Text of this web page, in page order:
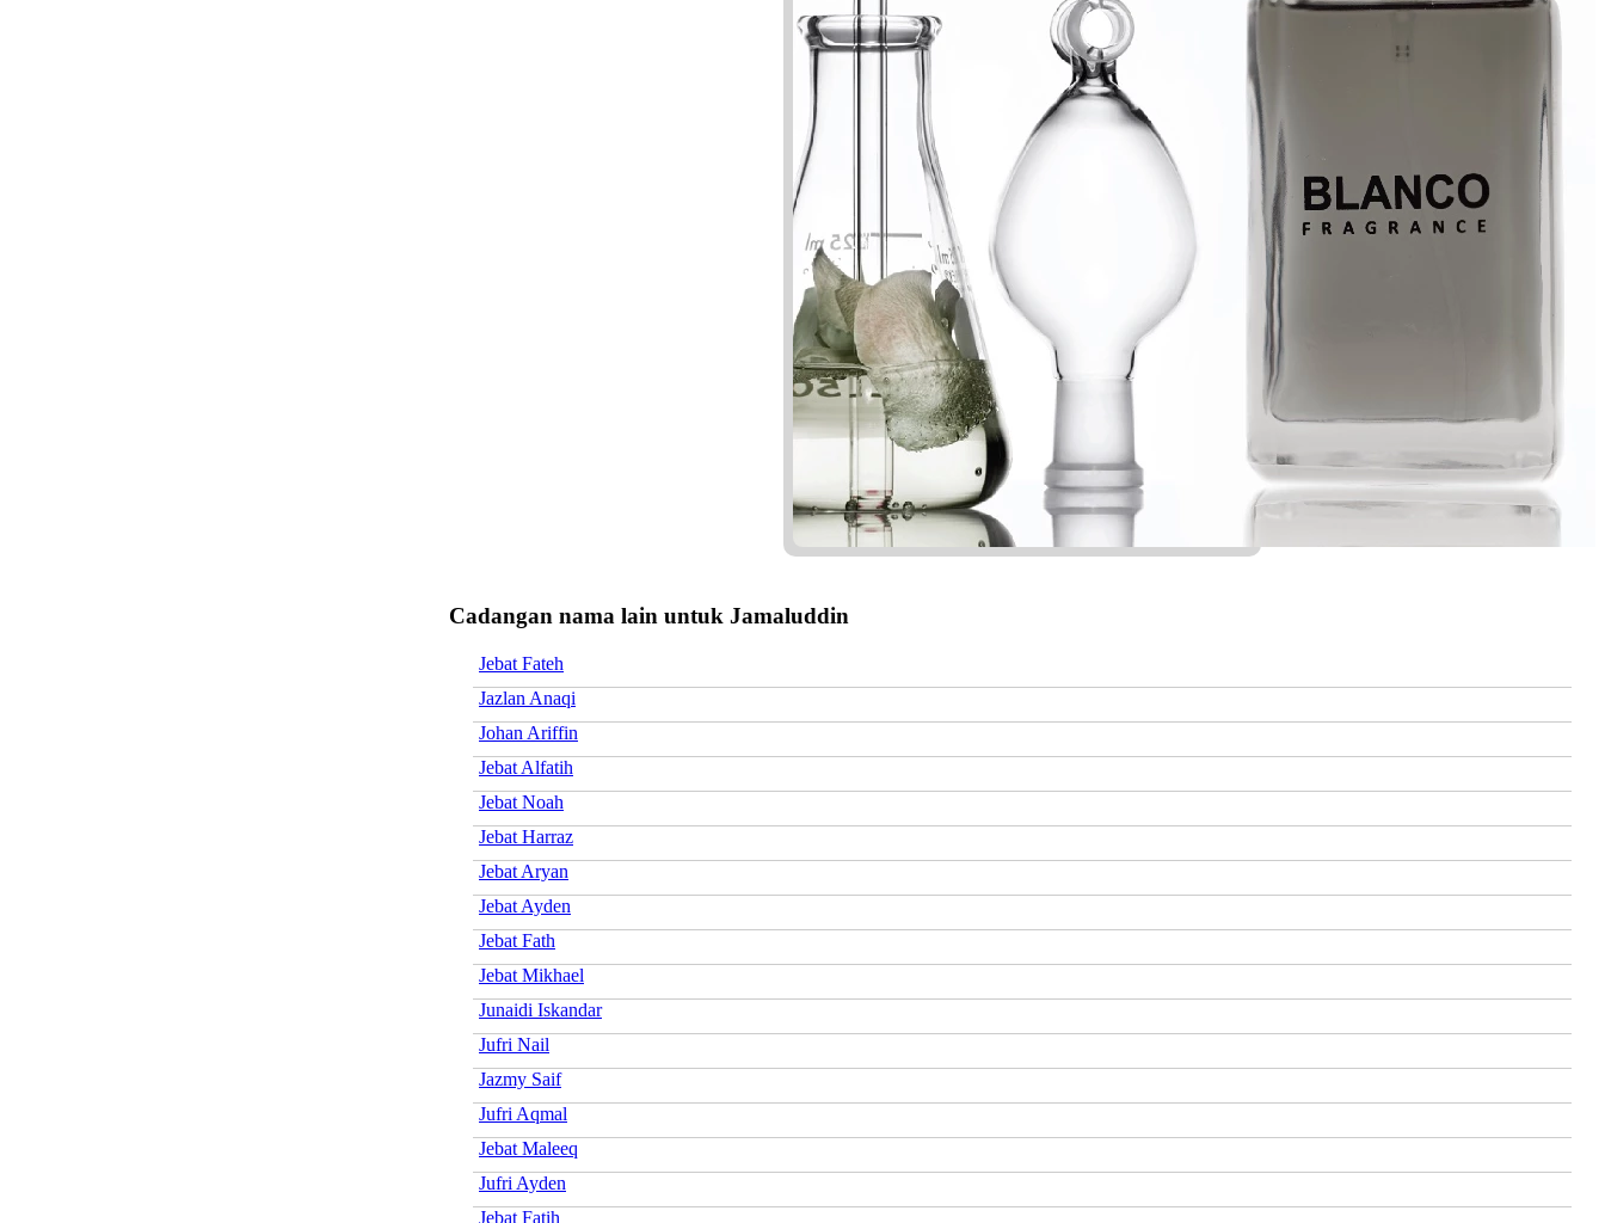
Cadangan nama lain untuk Jamaluddin
Jebat Fateh
Jazlan Anaqi
Johan Ariffin
Jebat Alfatih
Jebat Noah
Jebat Harraz
Jebat Aryan
Jebat Ayden
Jebat Fath
Jebat Mikhael
Junaidi Iskandar
Jufri Nail
Jazmy Saif
Jufri Aqmal
Jebat Maleeq
Jufri Ayden
Jebat Fatih